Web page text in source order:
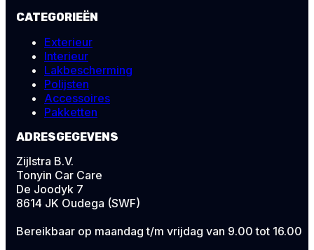
CATEGORIEËN
Exterieur
Interieur
Lakbescherming
Polijsten
Accessoires
Pakketten
ADRESGEGEVENS
Zijlstra B.V.
Tonyin Car Care
De Joodyk 7
8614 JK Oudega (SWF)
Bereikbaar op maandag t/m vrijdag van 9.00 tot 16.00